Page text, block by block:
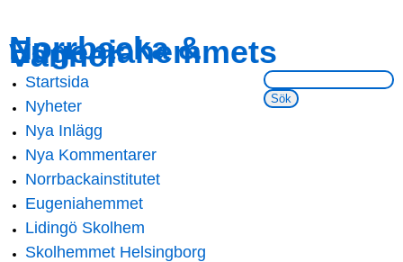
main
content
navigation
Norrbacka &
Eugeniahemmets
Vänner
Sök på webbsidan:
Main menu
Startsida
Nyheter
Nya Inlägg
Nya Kommentarer
Norrbackainstitutet
Eugeniahemmet
Lidingö Skolhem
Skolhemmet Helsingborg